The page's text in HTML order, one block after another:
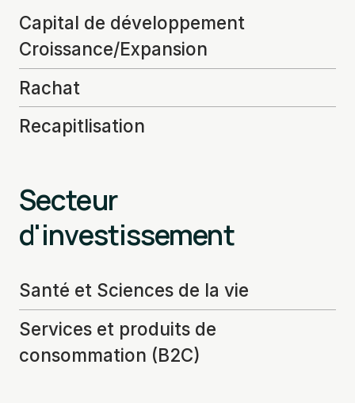
Capital de développement
Croissance/Expansion
Rachat
Recapitlisation
Secteur
d'investissement
Santé et Sciences de la vie
Services et produits de
consommation (B2C)